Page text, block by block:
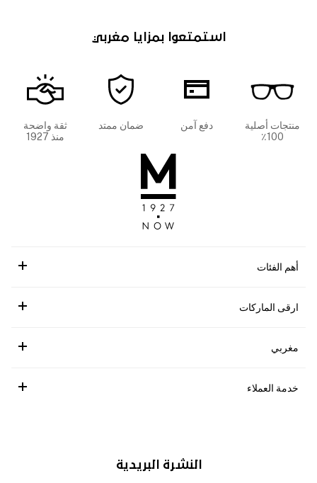
استمتعوا بمزايا مغربي
منتجات أصلية
100٪
دفع آمن ضمان ممتد
ثقة واضحة
منذ 1927
أهم الفئات
ارقى الماركات
مغربي
خدمة العملاء
النشرة البريدية